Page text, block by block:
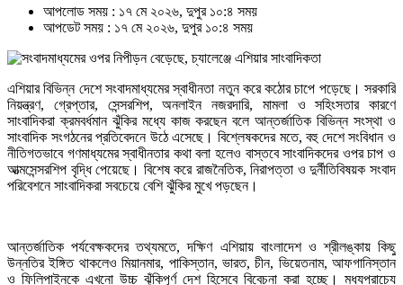
আপলোড সময় : ১৭ মে ২০২৬, দুপুর ১০:৪ সময়
আপডেট সময় : ১৭ মে ২০২৬, দুপুর ১০:৪ সময়
এশিয়ার বিভিন্ন দেশে সংবাদমাধ্যমের স্বাধীনতা নতুন করে কঠোর চাপে পড়েছে। সরকারি
নিয়ন্ত্রণ, গ্রেপ্তার, সেন্সরশিপ, অনলাইন নজরদারি, মামলা ও সহিংসতার কারণে
সাংবাদিকরা ক্রমবর্ধমান ঝুঁকির মধ্যে কাজ করছেন বলে আন্তর্জাতিক বিভিন্ন সংস্থা ও
সাংবাদিক সংগঠনের প্রতিবেদনে উঠে এসেছে। বিশ্লেষকদের মতে, বহু দেশে সংবিধান ও
নীতিগতভাবে গণমাধ্যমের স্বাধীনতার কথা বলা হলেও বাস্তবে সাংবাদিকদের ওপর চাপ ও
আত্মসেন্সরশিপ বৃদ্ধি পেয়েছে। বিশেষ করে রাজনৈতিক, নিরাপত্তা ও দুর্নীতিবিষয়ক সংবাদ
পরিবেশনে সাংবাদিকরা সবচেয়ে বেশি ঝুঁকির মুখে পড়ছেন।
আন্তর্জাতিক পর্যবেক্ষকদের তথ্যমতে, দক্ষিণ এশিয়ায় বাংলাদেশ ও শ্রীলঙ্কায় কিছু
উন্নতির ইঙ্গিত থাকলেও মিয়ানমার, পাকিস্তান, ভারত, চীন, ভিয়েতনাম, আফগানিস্তান
ও ফিলিপাইনকে এখনো উচ্চ ঝুঁকিপূর্ণ দেশ হিসেবে বিবেচনা করা হচ্ছে। মধ্যপ্রাচ্যে